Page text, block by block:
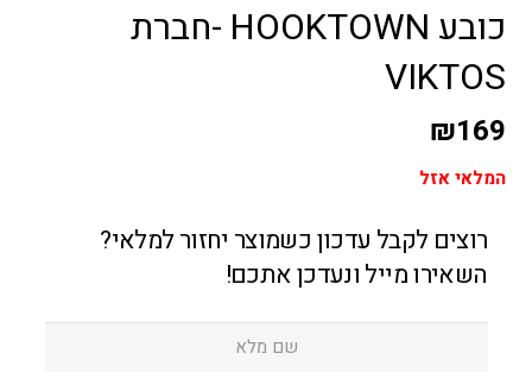
כובע HOOKTOWN -חברת
VIKTOS
₪169
המלאי אזל
רוצים לקבל עדכון כשמוצר יחזור למלאי?
השאירו מייל ונעדכן אתכם!